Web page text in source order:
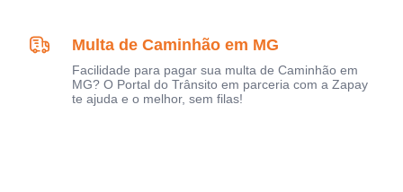
Multa de Caminhão em MG
Facilidade para pagar sua multa de Caminhão em
MG? O Portal do Trânsito em parceria com a Zapay
te ajuda e o melhor, sem filas!